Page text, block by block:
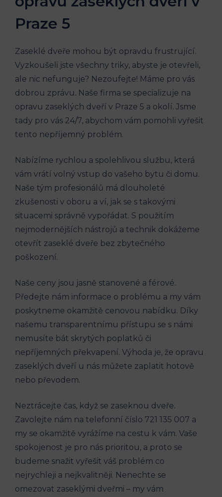
Praze 5
Zaseklé dveře mohou být opravdu frustrující.
Vyzkoušeli jste všechny triky, abyste je otevřeli,
ale nic nefunguje? Nezoufejte! Máme pro vás
dobrou zprávu. Naše firma se specializuje na
opravu zaseklých dveří v Praze 5 a okolí. Jsme
tady pro vás 24/7, abychom vám pomohli vyřešit
tento nepříjemný problém.
Nabízíme rychlou a spolehlivou službu, která
vám vrátí volný vstup do vašeho bytu či domu.
Naše tým profesionálů má dlouholeté
zkušenosti v oboru a ví, jak se s takovými
situacemi správně vypořádat. S použitím
nejmodernějších nástrojů a technik dokážeme
otevřít zaseklé dveře bez zbytečného
poškození.
Naše ceny jsou jasně stanovené a férové.
Předejte nám informace o problému a my vám
poskytneme okamžitě cenovou nabídku. Díky
našemu transparentnímu přístupu se s námi
nemusíte bát skrytých poplatků či
nepříjemných překvapení. Výhoda je, že opravu
zaseklých dveří u nás můžete zaplatit hotově
nebo převodem.
Neztrácejte čas, když se zaseknou dveře.
Zavolejte nám na telefonní číslo 721 135 007 a
my se okamžitě vyrážíme na cestu k vám. Vaše
spokojenost je pro nás prioritou, a proto se
budeme snažit vyřešit váš problém co
nejrychleji a nejkvalitněji. Nenechte se
omezovat zaseklými dveřmi – my vám